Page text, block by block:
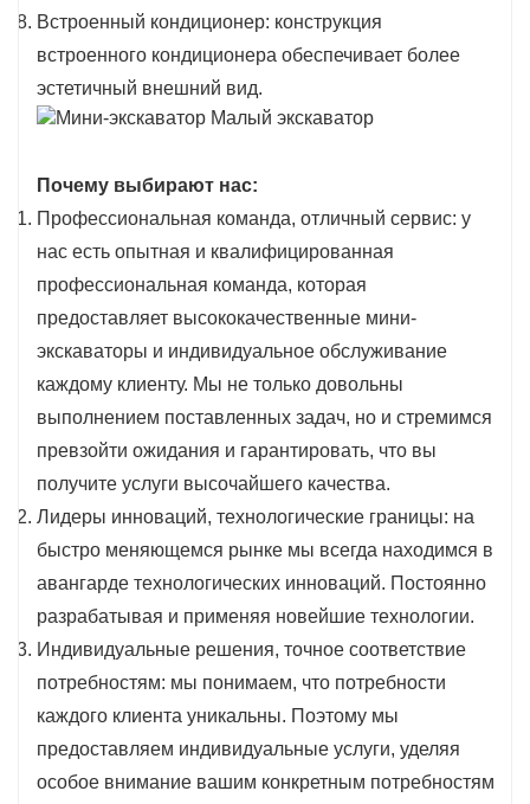
Встроенный кондиционер: конструкция
встроенного кондиционера обеспечивает более
эстетичный внешний вид.
Почему выбирают нас:
Профессиональная команда, отличный сервис: у
нас есть опытная и квалифицированная
профессиональная команда, которая
предоставляет высококачественные мини-
экскаваторы и индивидуальное обслуживание
каждому клиенту. Мы не только довольны
выполнением поставленных задач, но и стремимся
превзойти ожидания и гарантировать, что вы
получите услуги высочайшего качества.
Лидеры инноваций, технологические границы: на
быстро меняющемся рынке мы всегда находимся в
авангарде технологических инноваций. Постоянно
разрабатывая и применяя новейшие технологии.
Индивидуальные решения, точное соответствие
потребностям: мы понимаем, что потребности
каждого клиента уникальны. Поэтому мы
предоставляем индивидуальные услуги, уделяя
особое внимание вашим конкретным потребностям